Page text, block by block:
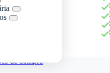
de compra